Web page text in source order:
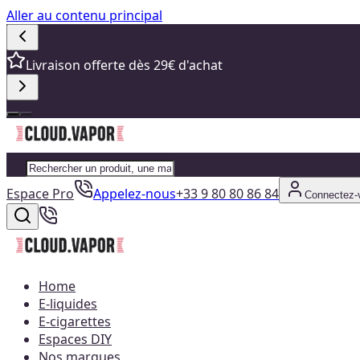
Aller au contenu principal
Livraison offerte dès 29€ d'achat
Espace Pro Appelez-nous+33 9 80 80 86 84 Connectez-
Home
E-liquides
E-cigarettes
Espaces DIY